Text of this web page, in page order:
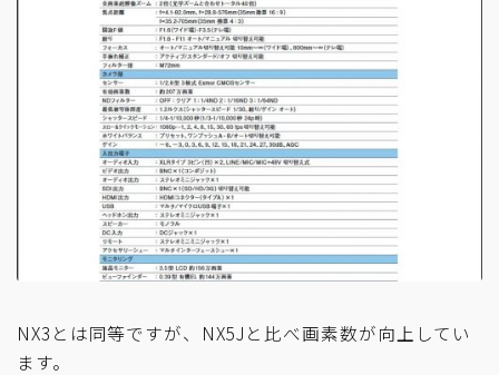
NX3とは同等ですが、NX5Jと比べ画素数が向上してい
ます。